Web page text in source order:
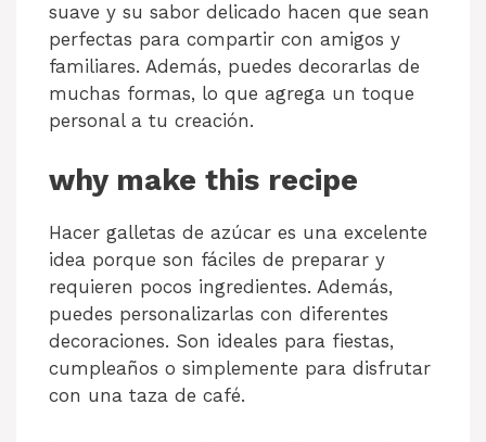
suave y su sabor delicado hacen que sean
perfectas para compartir con amigos y
familiares. Además, puedes decorarlas de
muchas formas, lo que agrega un toque
personal a tu creación.
why make this recipe
Hacer galletas de azúcar es una excelente
idea porque son fáciles de preparar y
requieren pocos ingredientes. Además,
puedes personalizarlas con diferentes
decoraciones. Son ideales para fiestas,
cumpleaños o simplemente para disfrutar
con una taza de café.